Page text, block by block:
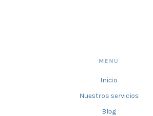
MENU
Inicio
Nuestros servicios
Blog